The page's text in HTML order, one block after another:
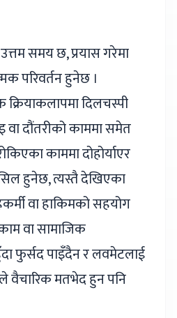
उत्तम समय छ, प्रयास गरेमा
परिवर्तन हुनेछ ।
दिलचस्पी
वा दौंतरीको काममा समेत
काममा दोहोर्याएर
हुनेछ, त्यस्तै देखिएका
वा हाकिमको सहयोग
वा सामाजिक
फुर्सद पाइँदैन र लवमेटलाई
वैचारिक मतभेद हुन पनि